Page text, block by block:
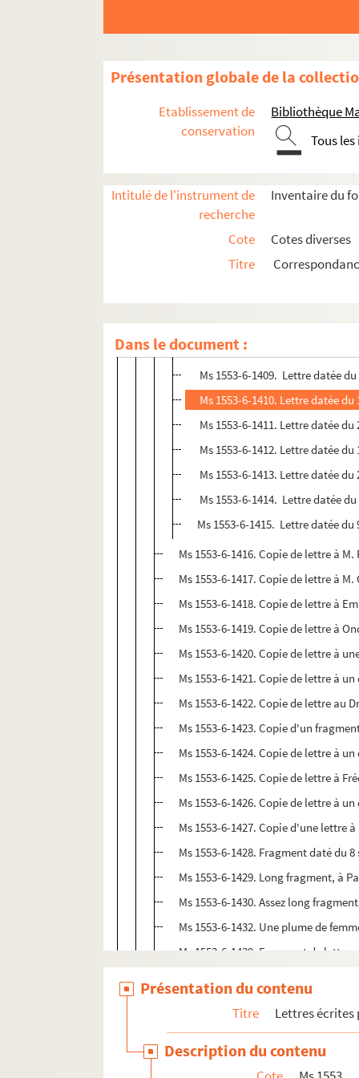
Présentation globale de la
Etablissement de
conservation
Bibliothèque
Tous
Intitulé de l'instrument de
recherche
Inventaire du
Cote
Cotes diverses
Titre
Dans le document :
Ms 1553-6-1385. Copie de lettre à
Ms 1553-6-1387. Copie de lettre à
Ms 1553-6-1388. Copie de lettre à
Ms 1553-6-1402. Copie d'une lettre
Ms 1553-6-1403 à Ms 1553-6-1404.
Ms 1553-6-1405. Copie de lettre à
Ms 1553-6-1406 à Ms 1553-6-1415.
Ms 1553-6-1408. Lettre datée du
Ms 1553-6-1409. Lettre datée
Ms 1553-6-1410. Lettre datée du
Ms 1553-6-1411. Lettre datée du
Ms 1553-6-1412. Lettre datée du
Ms 1553-6-1413. Lettre datée du
Ms 1553-6-1414. Lettre datée
Ms 1553-6-1415. Lettre datée du
Ms 1553-6-1416. Copie de lettre à
Ms 1553-6-1417. Copie de lettre à
Ms 1553-6-1418. Copie de lettre à
Ms 1553-6-1419. Copie de lettre à
Ms 1553-6-1420. Copie de lettre à
Ms 1553-6-1421. Copie de lettre à
Ms 1553-6-1422. Copie de lettre au
Ms 1553-6-1423. Copie d'un
Ms 1553-6-1424. Copie de lettre à
Ms 1553-6-1425. Copie de lettre à
Ms 1553-6-1426. Copie de lettre à
Ms 1553-6-1427. Copie d'une lettre
Ms 1553-6-1428. Fragment daté du
Ms 1553-6-1429. Long fragment, à
Ms 1553-6-1430. Assez long
Ms 1553-6-1432. Une plume de
Ms 1553-6-1439. Fragment de lettre
Ms 1553-6-1449. Lettre préface
Présentation du contenu
Titre Lettres écrites
Description du contenu